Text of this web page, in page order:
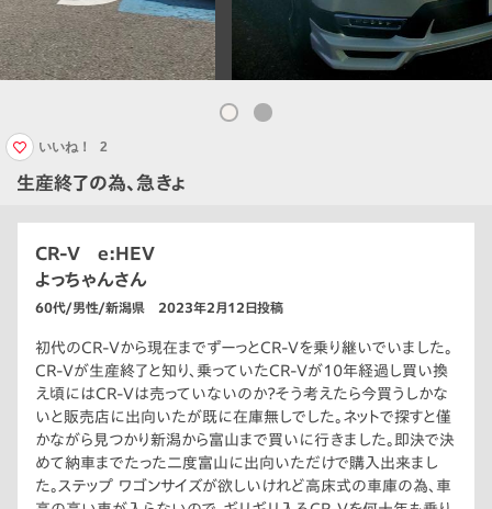
生産終了の為、急きょ
いいね！ 2
CR-V e:HEV
よっちゃんさん
60代/男性/新潟県 2023年2月12日投稿
初代のCR-Vから現在までずーっとCR-Vを乗り継いでいました。
CR-Vが生産終了と知り、乗っていたCR-Vが10年経過し買い換
え頃にはCR-Vは売っていないのか？そう考えたら今買うしかな
いと販売店に出向いたが既に在庫無しでした。ネットで探すと僅
かながら見つかり新潟から富山まで買いに行きました。即決で決
めて納車までたった二度富山に出向いただけで購入出来まし
た。ステップ ワゴンサイズが欲しいけれど高床式の車庫の為、車